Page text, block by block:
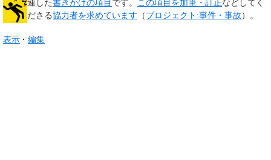
連した書きかけの項目 です。 この項目を加筆・訂正などしてく
ださる協力者を求めています （プロジェクト:事件・事故）。
表示 編集